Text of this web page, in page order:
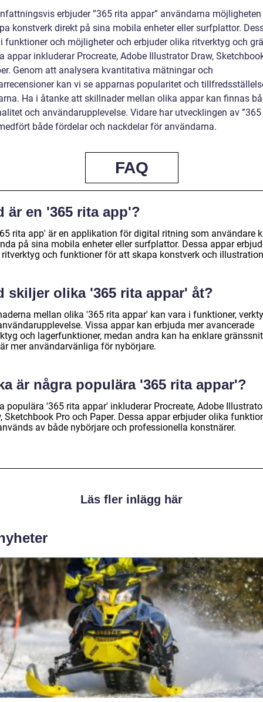
erbjuder ”365 rita appar” användarna
konstverk direkt på sina mobila enheter eller surfplattor.
funktioner och möjligheter och erbjuder olika ritverktyg och
appar inkluderar Procreate, Adobe Illustrator Draw,
Genom att analysera kvantitativa mätningar och
kan vi se apparnas popularitet och
Ha i åtanke att skillnader mellan olika appar kan finnas
och användarupplevelse. Vidare har utvecklingen av
både fördelar och nackdelar för användarna.
FAQ
är en '365 rita app'?
rita app' är en applikation för digital ritning som användare
på sina mobila enheter eller surfplattor. Dessa appar
och funktioner för att skapa konstverk och
skiljer olika '365 rita appar' åt?
mellan olika '365 rita appar' kan vara i funktioner,
Vissa appar kan erbjuda mer avancerade
och lagerfunktioner, medan andra kan ha enklare
mer användarvänliga för nybörjare.
är några populära '365 rita appar'?
populära '365 rita appar' inkluderar Procreate, Adobe
Sketchbook Pro och Paper. Dessa appar erbjuder olika
av både nybörjare och professionella konstnärer.
Läs fler inlägg här